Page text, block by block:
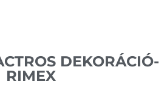
DEKORÁCIÓ-
RIMEX